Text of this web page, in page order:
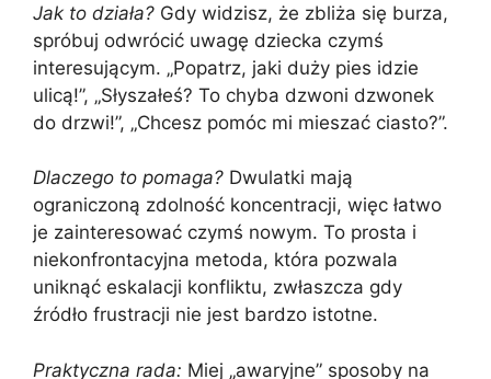
Jak to działa? Gdy widzisz, że zbliża się burza,
spróbuj odwrócić uwagę dziecka czymś
interesującym. „Popatrz, jaki duży pies idzie
ulicą!”, „Słyszałeś? To chyba dzwoni dzwonek
do drzwi!”, „Chcesz pomóc mi mieszać ciasto?”.
Dlaczego to pomaga? Dwulatki mają
ograniczoną zdolność koncentracji, więc łatwo
je zainteresować czymś nowym. To prosta i
niekonfrontacyjna metoda, która pozwala
uniknąć eskalacji konfliktu, zwłaszcza gdy
źródło frustracji nie jest bardzo istotne.
Praktyczna rada: Miej „awaryjne” sposoby na